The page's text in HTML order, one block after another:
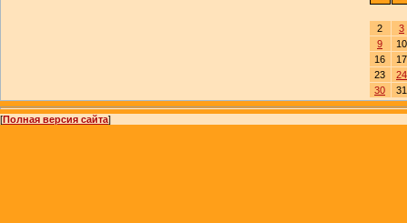
2
3
9
10
16
17
23
24
30
31
[Полная версия сайта]